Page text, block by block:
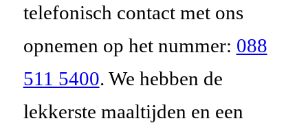
telefonisch contact met ons
opnemen op het nummer: 088
511 5400. We hebben de
lekkerste maaltijden en een